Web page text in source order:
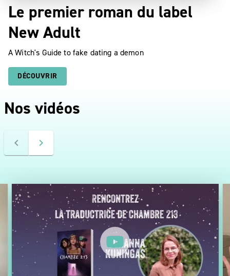
Le premier roman du label
New Adult
A Witch's Guide to fake dating a demon
DÉCOUVRIR
Nos vidéos
navigate_before navigate_next